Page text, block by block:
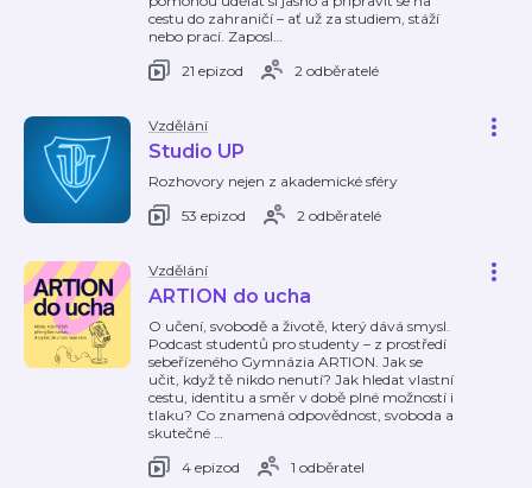
cestu do zahraničí – ať už za studiem, stáží
nebo prací. Zaposl…
21 epizod
2 odběratelé
Vzdělání
Studio UP
Rozhovory nejen z akademické sféry
53 epizod
2 odběratelé
Vzdělání
ARTION do ucha
O učení, svobodě a životě, který dává smysl.
Podcast studentů pro studenty – z prostředí
sebeřízeného Gymnázia ARTION. Jak se
učit, když tě nikdo nenutí? Jak hledat vlastní
cestu, identitu a směr v době plné možností i
tlaku? Co znamená odpovědnost, svoboda a
skutečné …
4 epizod
1 odběratel